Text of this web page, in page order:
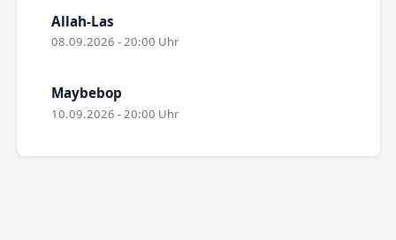
Allah-Las
08.09.2026 - 20:00 Uhr
Maybebop
10.09.2026 - 20:00 Uhr